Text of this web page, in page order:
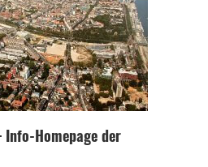
Info-Homepage der